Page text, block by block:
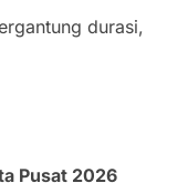
durasi,
Pusat 2026